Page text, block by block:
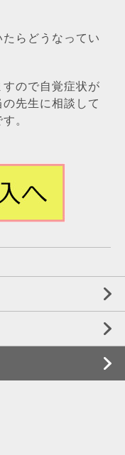
らどうなってい
ので自覚症状が
先生に相談して
。